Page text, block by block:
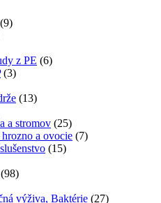
(9)
z PE (6)
(3)
(13)
a stromov (25)
a ovocie (7)
(15)
(98)
výživa, Baktérie (27)